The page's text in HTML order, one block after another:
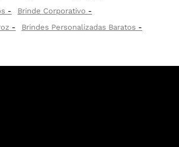
Brinde Corporativo
Brindes Personalizadas Baratos